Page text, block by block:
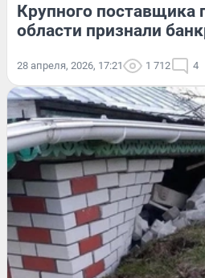
Крупного поставщика
области признали
28 апреля, 2026, 17:21 1 712 4